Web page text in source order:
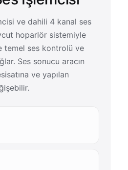
ve dahili 4 kanal ses
hoparlör sistemiyle
temel ses kontrolü ve
Ses sonucu aracın
ve yapılan